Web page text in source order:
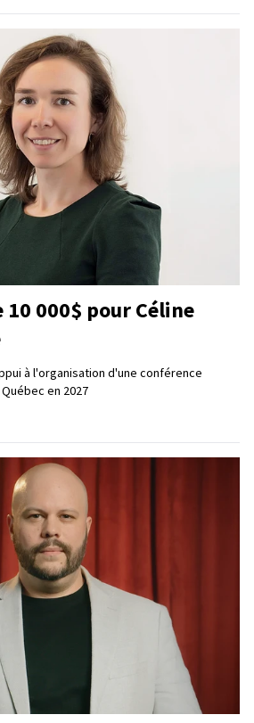
10 000$ pour Céline
à l'organisation d'une conférence
en 2027